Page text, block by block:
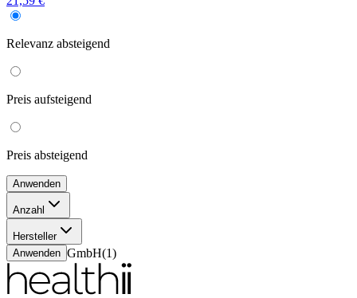
Relevanz absteigend
Preis aufsteigend
Preis absteigend
Anwenden
Anzahl
( 1)
Hersteller
Norgine GmbH(1)
Anwenden